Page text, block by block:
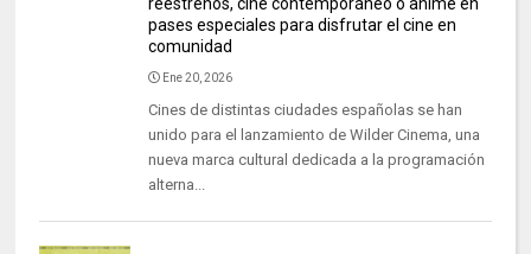
pases especiales para disfrutar el cine en
comunidad
Ene 20, 2026
Cines de distintas ciudades españolas se han
unido para el lanzamiento de Wilder Cinema, una
nueva marca cultural dedicada a la programación
alterna...